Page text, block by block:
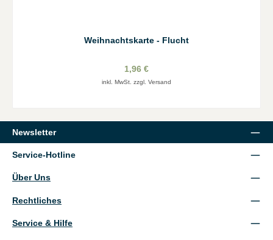
Weihnachtskarte - Flucht
1,96 €
inkl. MwSt. zzgl. Versand
Newsletter
Service-Hotline
Über Uns
Rechtliches
Service & Hilfe